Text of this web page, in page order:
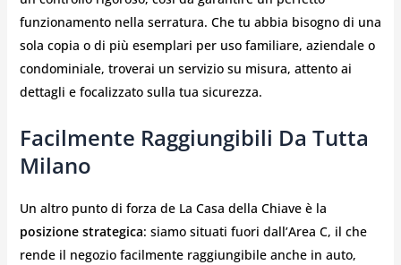
funzionamento nella serratura. Che tu abbia bisogno di una
sola copia o di più esemplari per uso familiare, aziendale o
condominiale, troverai un servizio su misura, attento ai
dettagli e focalizzato sulla tua sicurezza.
Facilmente Raggiungibili Da Tutta
Milano
Un altro punto di forza de La Casa della Chiave è la
posizione strategica: siamo situati fuori dall’Area C, il che
rende il negozio facilmente raggiungibile anche in auto,